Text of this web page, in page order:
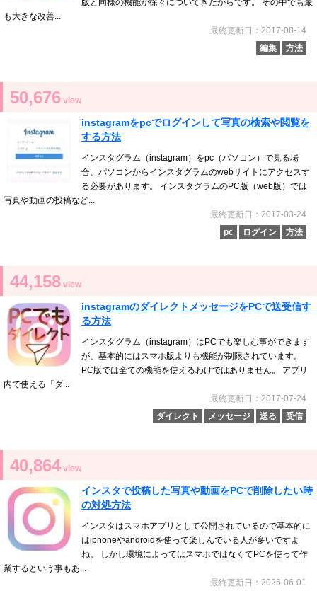
版と同様の機能が徐々についてきたからです。 その中でも最
も大きな改善...
最終更新日：2017-08-14
編集
方法
50,676 view
instagramをpcでログインして写真の検索や閲覧を
する方法
インスタグラム（instagram）をpc（パソコン）で見る場
合、パソコンからインスタグラムのwebサイトにアクセスす
る必要があります。 インスタグラムのPC版（web版）では
写真や動画の投稿など...
最終更新日：2017-03-24
pc
ログイン 方法
44,158 view
instagramのダイレクトメッセージをPCで送受信す
る方法
インスタグラム（instagram）はPCでも楽しむ事ができます
が、基本的にはスマホ版よりも機能が制限されています。
PC版では全ての機能を使えるわけではありません。 アプリ
内で使える「ダ...
最終更新日：2017-07-24
ダイレクト
メッセージ 送る 受信
40,864 view
インスタで投稿した写真や動画をPCで削除したい時
の対処方法
インスタはスマホアプリとして公開されているので基本的に
はiphoneやandroidを使って楽しんでいる人が多いですよ
ね。 しかし環境によってはスマホではなくてPCを使って作
業するという事もあ...
最終更新日：2026-06-01